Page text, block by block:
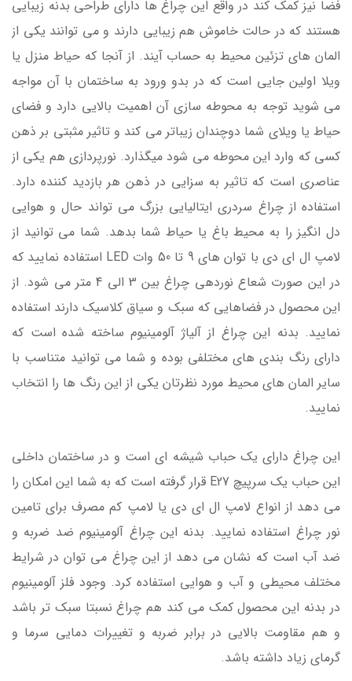
فضا نیز کمک کند در واقع این چراغ ها دارای طراحی بدنه زیبایی
هستند که در حالت خاموش هم زیبایی دارند و می توانند یکی از
المان های تزئین محیط به حساب آیند. از آنجا که حیاط منزل یا
ویلا اولین جایی است که در بدو ورود به ساختمان با آن مواجه
می شوید توجه به محوطه سازی آن اهمیت بالایی دارد و فضای
حیاط یا ویلای شما دوچندان زیباتر می کند و تاثیر مثبتی بر ذهن
کسی که وارد این محوطه می شود می­گذارد. نورپردازی هم یکی از
عناصری است که تاثیر به سزایی در ذهن هر بازدید کننده دارد.
استفاده از چراغ سردری ایتالیایی بزرگ می تواند حال و هوایی
دل انگیز را به محیط باغ یا حیاط شما بدهد. شما می توانید از
لامپ ال ای دی با توان های 9 تا 50 وات LED استفاده نمایید که
در این صورت شعاع نوردهی چراغ بین 3 الی 4 متر می شود. از
این محصول در فضاهایی که سبک و سیاق کلاسیک دارند استفاده
نمایید. بدنه این چراغ از آلیاژ آلومینیوم ساخته شده است که
دارای رنگ بندی های مختلفی بوده و شما می توانید متناسب با
سایر المان های محیط مورد نظرتان یکی از این رنگ ها را انتخاب
نمایید.
این چراغ دارای یک حباب شیشه ای است و در ساختمان داخلی
این حباب یک سرپیچ E27 قرار گرفته است که به شما این امکان را
می دهد از انواع لامپ ال ای دی یا لامپ کم مصرف برای تامین
نور چراغ استفاده نمایید. بدنه این چراغ آلومینیوم ضد ضربه و
ضد آب است که نشان می دهد از این چراغ می توان در شرایط
مختلف محیطی و آب و هوایی استفاده کرد. وجود فلز آلومینیوم
در بدنه این محصول کمک می کند هم چراغ نسبتا سبک تر باشد
و هم مقاومت بالایی در برابر ضربه و تغییرات دمایی سرما و
گرمای زیاد داشته باشد.